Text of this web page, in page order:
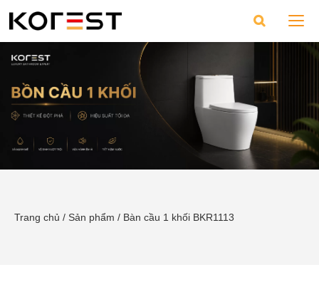
Trang chủ / Sản phẩm / Bàn cầu 1 khối BKR1113